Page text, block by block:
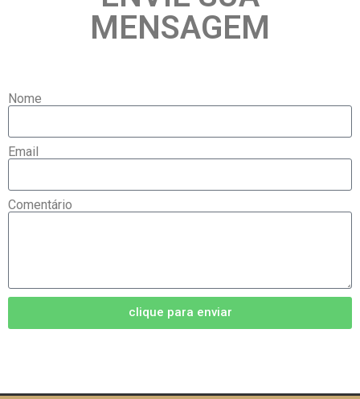
MENSAGEM
Nome
Email
Comentário
clique para enviar